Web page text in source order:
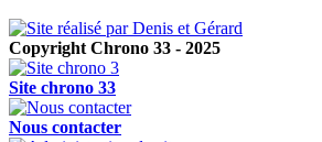
Copyright Chrono 33 - 2025
Site chrono 33
Nous contacter